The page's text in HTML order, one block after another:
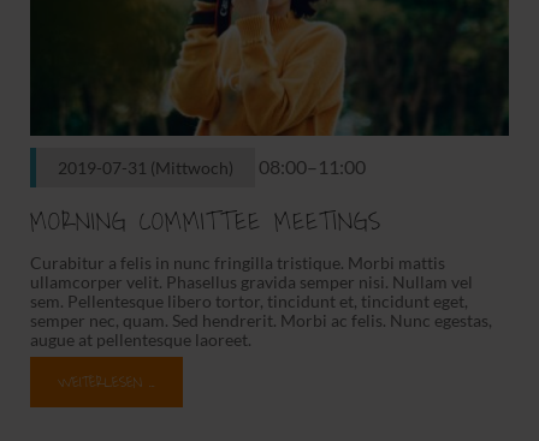
2019-07-31 (Mittwoch) 08:00–11:00
MORNING COMMITTEE MEETINGS
Curabitur a felis in nunc fringilla tristique. Morbi mattis
ullamcorper velit. Phasellus gravida semper nisi. Nullam vel
sem. Pellentesque libero tortor, tincidunt et, tincidunt eget,
semper nec, quam. Sed hendrerit. Morbi ac felis. Nunc egestas,
augue at pellentesque laoreet.
WEITERLESEN …